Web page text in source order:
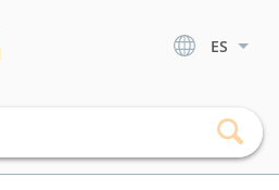
ES